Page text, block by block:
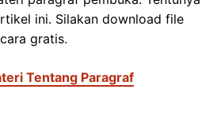
ini. Silakan download file
gratis.
Tentang Paragraf